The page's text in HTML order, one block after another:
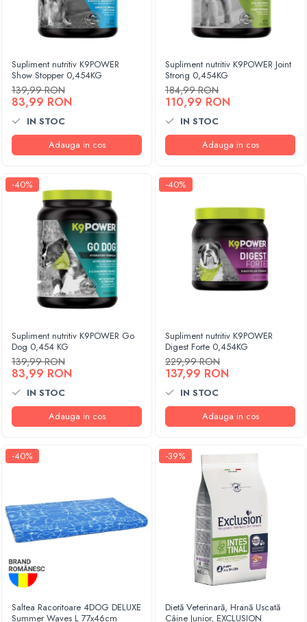
Supliment nutritiv K9POWER
Show Stopper 0,454KG
139,99 RON
83,99 RON
IN STOC
Adauga in cos
Supliment nutritiv K9POWER Joint
Strong 0,454KG
184,99 RON
110,99 RON
IN STOC
Adauga in cos
-40%
Supliment nutritiv K9POWER Go
Dog 0,454 KG
139,99 RON
83,99 RON
IN STOC
Adauga in cos
-40%
Supliment nutritiv K9POWER
Digest Forte 0,454KG
229,99 RON
137,99 RON
IN STOC
Adauga in cos
-40%
Saltea Racoritoare 4DOG DELUXE
Summer Waves L 77x46cm
-39%
Dietă Veterinară, Hrană Uscată
Câine Junior, EXCLUSION